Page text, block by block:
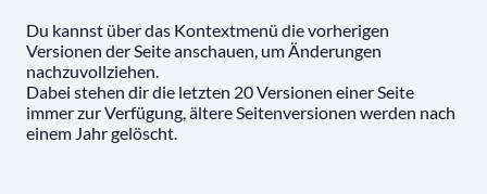
Du kannst über das Kontextmenü die vorherigen
Versionen der Seite anschauen, um Änderungen
nachzuvollziehen.
Dabei stehen dir die letzten 20 Versionen einer Seite
immer zur Verfügung, ältere Seitenversionen werden nach
einem Jahr gelöscht.